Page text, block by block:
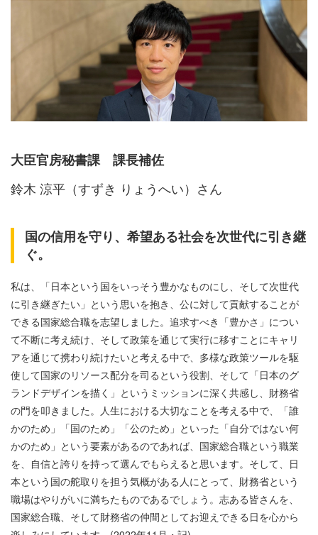
大臣官房秘書課 課長補佐
鈴木 涼平（すずき りょうへい）さん
国の信用を守り、希望ある社会を次世代に引き継
ぐ。
私は、「日本という国をいっそう豊かなものにし、そして次世代
に引き継ぎたい」という思いを抱き、公に対して貢献することが
できる国家総合職を志望しました。追求すべき「豊かさ」につい
て不断に考え続け、そして政策を通じて実行に移すことにキャリ
アを通じて携わり続けたいと考える中で、多様な政策ツールを駆
使して国家のリソース配分を司るという役割、そして「日本のグ
ランドデザインを描く」というミッションに深く共感し、財務省
の門を叩きました。人生における大切なことを考える中で、「誰
かのため」「国のため」「公のため」といった「自分ではない何
かのため」という要素があるのであれば、国家総合職という職業
を、自信と誇りを持って選んでもらえると思います。そして、日
本という国の舵取りを担う気概がある人にとって、財務省という
職場はやりがいに満ちたものであるでしょう。志ある皆さんを、
国家総合職、そして財務省の仲間としてお迎えできる日を心から